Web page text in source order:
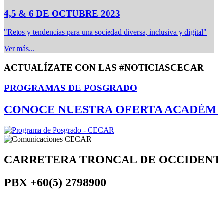
4,5 & 6 DE OCTUBRE 2023
"Retos y tendencias para una sociedad diversa, inclusiva y digital"
Ver más...
ACTUALÍZATE CON LAS #NOTICIASCECAR
PROGRAMAS DE POSGRADO
CONOCE NUESTRA OFERTA
CARRETERA TRONCAL DE
PBX +60(5) 2798900